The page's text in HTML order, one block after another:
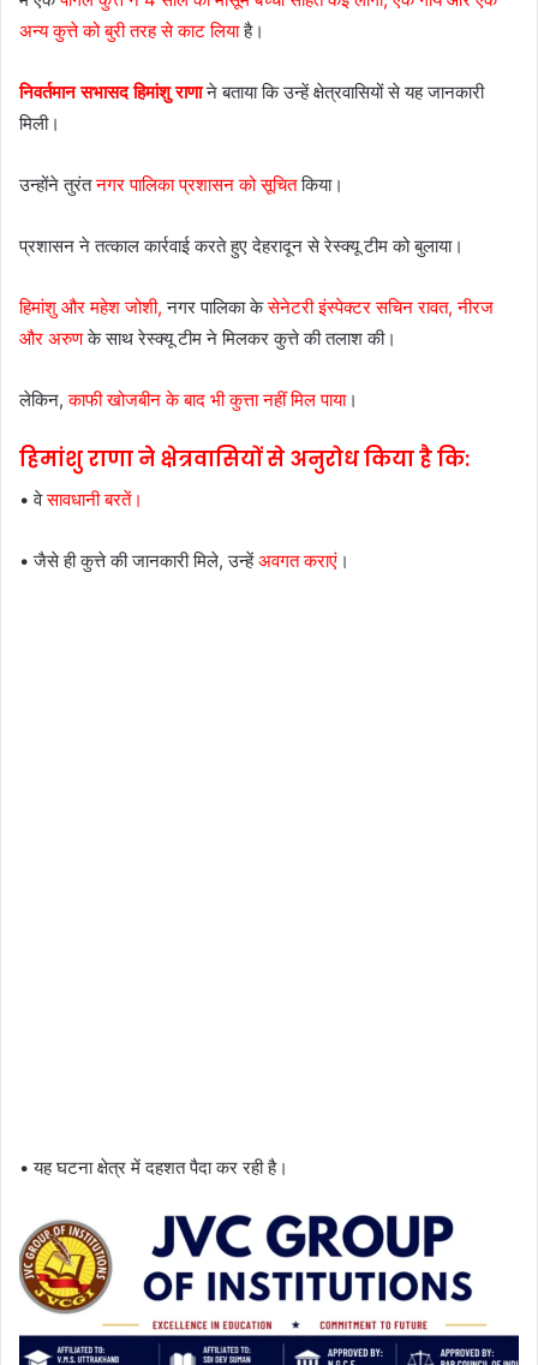
अन्य कुत्ते को बुरी तरह से काट लियाहै।
निवर्तमान सभासद हिमांशु राणा ने बताया कि उन्हें क्षेत्रवासियों से यह जानकारी
मिली।
उन्होंने तुरंतनगर पालिका प्रशासन को सूचितकिया।
प्रशासन ने तत्काल कार्रवाई करते हुए देहरादून से रेस्क्यू टीम को बुलाया।
हिमांशु और महेश जोशी, नगर पालिका केसेनेटरी इंस्पेक्टर सचिन रावत, नीरज
और अरुणके साथ रेस्क्यू टीम ने मिलकर कुत्ते की तलाश की।
लेकिन,काफी खोजबीन के बाद भी कुत्ता नहीं मिल पाया।
हिमांशु राणा ने क्षेत्रवासियों से अनुरोध किया है कि:
• वेसावधानी बरतें।
• जैसे ही कुत्ते की जानकारी मिले, उन्हेंअवगत कराएं ।
• यह घटना क्षेत्र में दहशत पैदा कर रही है।